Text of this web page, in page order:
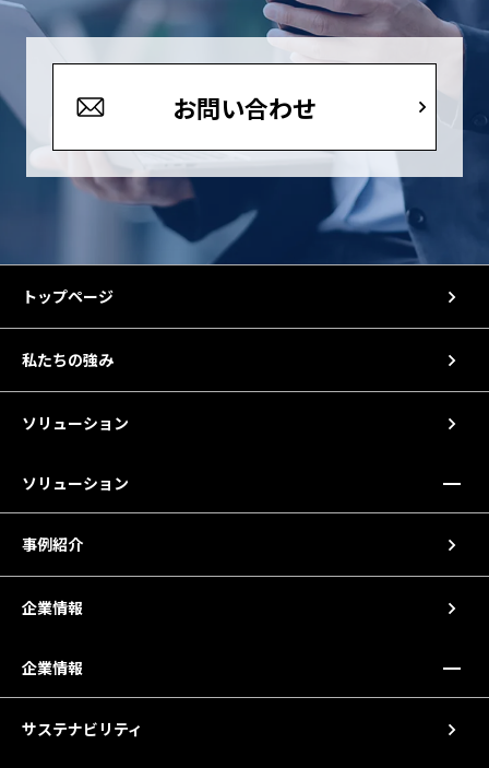
お問い合わせ
トップページ
私たちの強み
ソリューション
ソリューション
事例紹介
企業情報
企業情報
サステナビリティ